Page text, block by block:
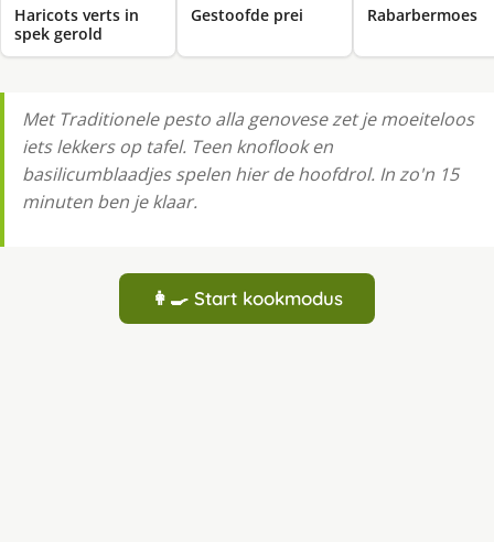
Haricots verts in
spek gerold
Gestoofde prei Rabarbermoes
Met Traditionele pesto alla genovese zet je moeiteloos
iets lekkers op tafel. Teen knoflook en
basilicumblaadjes spelen hier de hoofdrol. In zo'n 15
minuten ben je klaar.
👩‍🍳 Start kookmodus